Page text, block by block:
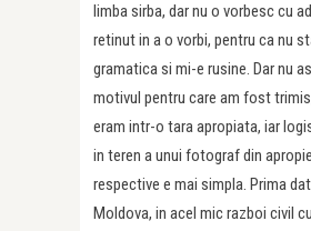
limba sirba, dar nu o vorbesc cu
retinut in a o vorbi, pentru ca nu
gramatica si mi-e rusine. Dar nu
motivul pentru care am fost
eram intr-o tara apropiata, iar
in teren a unui fotograf din
respective e mai simpla. Prima
Moldova, in acel mic razboi civil